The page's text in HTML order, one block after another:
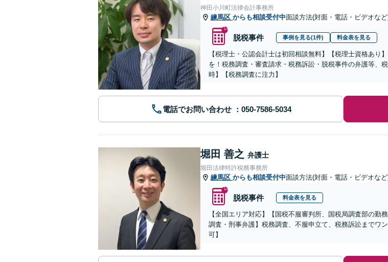
神田小川町法律会計事務所
練馬区 からも相談受付中面談方法(対面・電話・ビデオな
脱税事件 事例を見る(1件) 料金表を見る
【税理士・公認会計士は初回相談無料】【税理士資格あ
を！税務調査・審査請求・税務訴訟・脱税事件の弁護等、
時】【税務調査に注力】
電話でお問い合わせ
堀田 善之 弁護士
堀田法律特許税務事務所
練馬区 からも相談受付中面談方法(対面・電話・ビデオな
脱税事件 料金表を見る
【全国エリア対応】【国税不服審判所、国税局調査部の
調査・刑事弁護】税務調査、不服申立て、税務訴訟までワ
可】